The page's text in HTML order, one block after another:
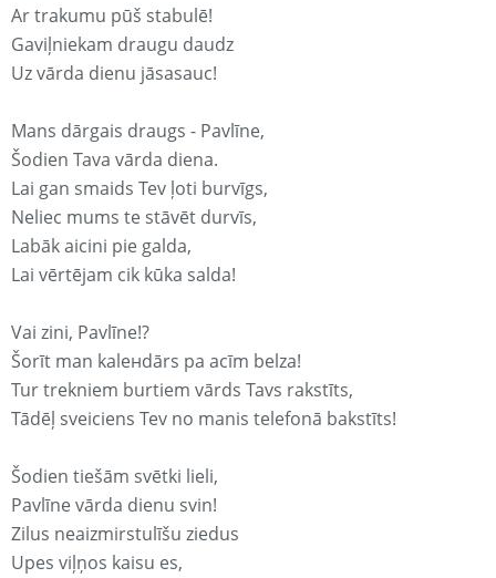
Ar trakumu pūš stabulē!
Gaviļniekam draugu daudz
Uz vārda dienu jāsasauc!
Mans dārgais draugs - Pavlīne,
Šodien Tava vārda diena.
Lai gan smaids Tev ļoti burvīgs,
Neliec mums te stāvēt durvīs,
Labāk aicini pie galda,
Lai vērtējam cik kūka salda!
Vai zini, Pavlīne!?
Šorīt man kaleнdārs pa acīm belza!
Tur trekniem burtiem vārds Tavs rakstīts,
Tādēļ sveiciens Tev no manis telefonā bakstīts!
Šodien tiešām svētki lieli,
Pavlīne vārda dienu svin!
Zilus neaizmirstulīšu ziedus
Upes viļņos kaisu es,